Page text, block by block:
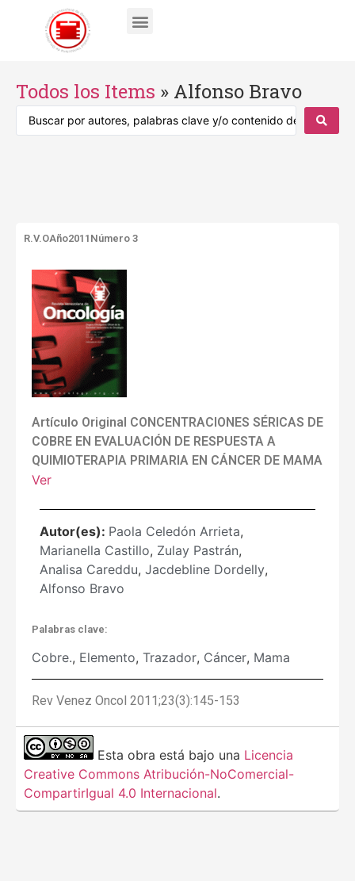
Todos los Items » Alfonso Bravo
R.V.OAño2011 Número 3
Artículo Original CONCENTRACIONES SÉRICAS DE
COBRE EN EVALUACIÓN DE RESPUESTA A
QUIMIOTERAPIA PRIMARIA EN CÁNCER DE MAMA
Ver
Autor(es): Paola Celedón Arrieta,
Marianella Castillo, Zulay Pastrán,
Analisa Careddu, Jacdebline Dordelly,
Alfonso Bravo
Palabras clave:
Cobre., Elemento, Trazador, Cáncer, Mama
Rev Venez Oncol 2011;23(3):145-153
Esta obra está bajo una Licencia
Creative Commons Atribución-NoComercial-
CompartirIgual 4.0 Internacional.